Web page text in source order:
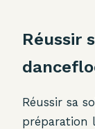
Réussir
Réussir sa
préparation